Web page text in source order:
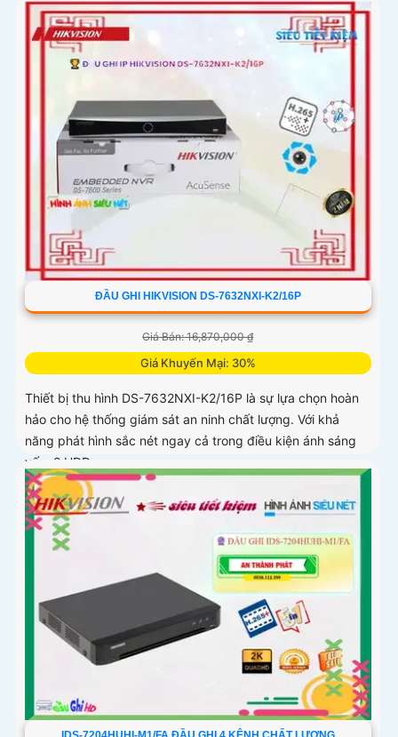
ĐẦU GHI HIKVISION DS-7632NXI-K2/16P
Giá Bán: 16,870,000 ₫
Giá Khuyến Mại: 30%
Thiết bị thu hình DS-7632NXI-K2/16P là sự lựa chọn hoàn
hảo cho hệ thống giám sát an ninh chất lượng. Với khả
năng phát hình sắc nét ngay cả trong điều kiện ánh sáng
yếu, 2 HDD...